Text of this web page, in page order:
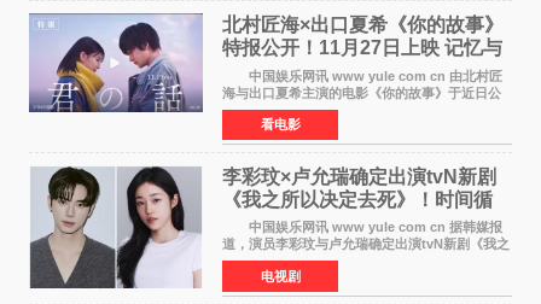
北村匠海×出口夏希《你的故事》
特报公开！11月27日上映 记忆与
初恋的奇幻交织
中国娱乐网讯 www yule com cn 由北村匠
海与出口夏希主演的电影《你的故事》于近日公
开特报影像，正式定档11月27日上映。 本片
改编自三秋缒同名小说，编剧由曾执笔《孤独摇
滚！》的吉田惠
看电影
李彩玟×卢允瑞确定出演tvN新剧
《我之所以决定去死》！时间循
环青春爱情来袭
中国娱乐网讯 www yule com cn 据韩媒报
道，演员李彩玟与卢允瑞确定出演tvN新剧《我之
所以决定去死》，分别担任男女主角。该剧预计
将于明年播出，引发观众期待。 本剧改编自
NAVER同名人气
电视剧